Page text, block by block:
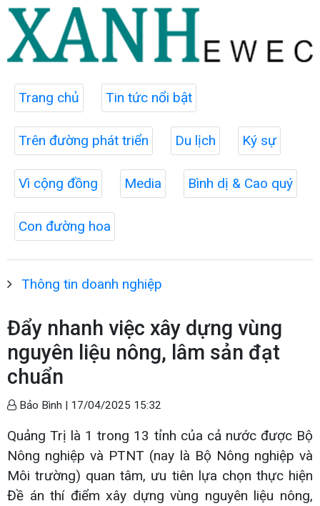
Trang chủ Tin tức nổi bật
Trên đường phát triển Du lịch Ký sự
Vì cộng đồng Media Bình dị & Cao quý
Con đường hoa
Thông tin doanh nghiệp
Đẩy nhanh việc xây dựng vùng
nguyên liệu nông, lâm sản đạt
chuẩn
Bảo Bình | 17/04/2025 15:32
Quảng Trị là 1 trong 13 tỉnh của cả nước được Bộ
Nông nghiệp và PTNT (nay là Bộ Nông nghiệp và
Môi trường) quan tâm, ưu tiên lựa chọn thực hiện
Đề án thí điểm xây dựng vùng nguyên liệu nông,